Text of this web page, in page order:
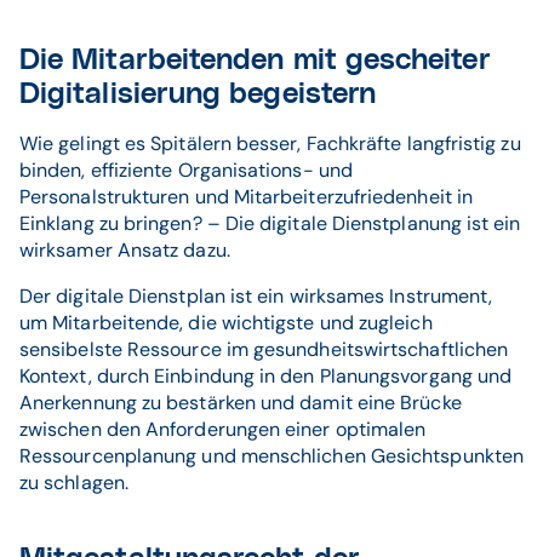
Die Mitarbeitenden mit gescheiter
Digitalisierung begeistern
Wie gelingt es Spitälern besser, Fachkräfte langfristig zu
binden, effiziente Organisations- und
Personalstrukturen und Mitarbeiterzufriedenheit in
Einklang zu bringen? – Die digitale Dienstplanung ist ein
wirksamer Ansatz dazu.
Der digitale Dienstplan ist ein wirksames Instrument,
um Mitarbeitende, die wichtigste und zugleich
sensibelste Ressource im gesundheitswirtschaftlichen
Kontext, durch Einbindung in den Planungsvorgang und
Anerkennung zu bestärken und damit eine Brücke
zwischen den Anforderungen einer optimalen
Ressourcenplanung und menschlichen Gesichtspunkten
zu schlagen.